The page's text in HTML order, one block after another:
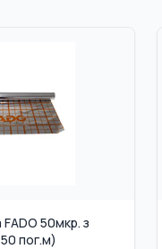
50мкр. з
пог.м)